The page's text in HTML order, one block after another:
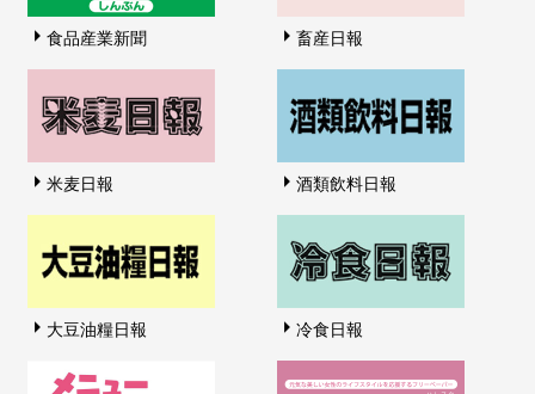
食品産業新聞 畜産日報
米麦日報 酒類飲料日報
大豆油糧日報 冷食日報